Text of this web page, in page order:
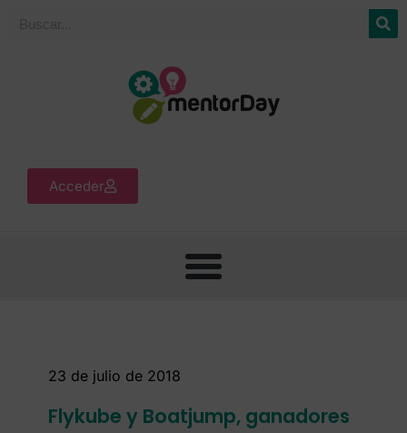
Acceder
23 de julio de 2018
Flykube y Boatjump, ganadores